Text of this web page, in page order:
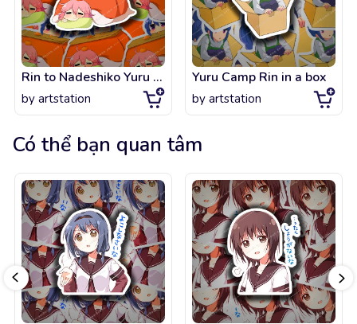
Rin to Nadeshiko Yuru Camp (Laid-Back Camp)
by artstation
Yuru Camp Rin in a box
by artstation
Có thể bạn quan tâm